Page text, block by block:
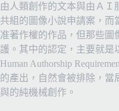
由人類創作的文本與由ＡＩ
共組的圖像小說申請案，而
准著作權的作品，但那些圖
護。其中的認定，主要就是
Human Authorship
的產出，自然會被排除，當
與的純機械創作。